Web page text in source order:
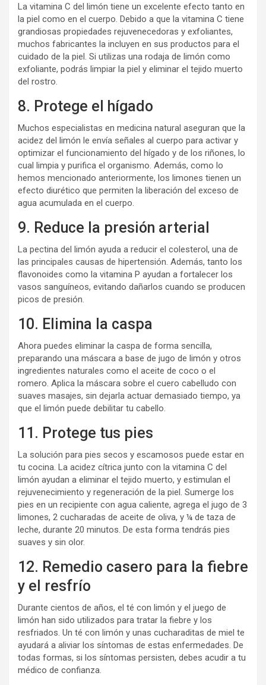
La vitamina C del limón tiene un excelente efecto tanto en
la piel como en el cuerpo. Debido a que la vitamina C tiene
grandiosas propiedades rejuvenecedoras y exfoliantes,
muchos fabricantes la incluyen en sus productos para el
cuidado de la piel. Si utilizas una rodaja de limón como
exfoliante, podrás limpiar la piel y eliminar el tejido muerto
del rostro.
8. Protege el hígado
Muchos especialistas en medicina natural aseguran que la
acidez del limón le envía señales al cuerpo para activar y
optimizar el funcionamiento del hígado y de los riñones, lo
cual limpia y purifica el organismo. Además, como lo
hemos mencionado anteriormente, los limones tienen un
efecto diurético que permiten la liberación del exceso de
agua acumulada en el cuerpo.
9. Reduce la presión arterial
La pectina del limón ayuda a reducir el colesterol, una de
las principales causas de hipertensión. Además, tanto los
flavonoides como la vitamina P ayudan a fortalecer los
vasos sanguíneos, evitando dañarlos cuando se producen
picos de presión.
10. Elimina la caspa
Ahora puedes eliminar la caspa de forma sencilla,
preparando una máscara a base de jugo de limón y otros
ingredientes naturales como el aceite de coco o el
romero. Aplica la máscara sobre el cuero cabelludo con
suaves masajes, sin dejarla actuar demasiado tiempo, ya
que el limón puede debilitar tu cabello.
11. Protege tus pies
La solución para pies secos y escamosos puede estar en
tu cocina. La acidez cítrica junto con la vitamina C del
limón ayudan a eliminar el tejido muerto, y estimulan el
rejuvenecimiento y regeneración de la piel. Sumerge los
pies en un recipiente con agua caliente, agrega el jugo de 3
limones, 2 cucharadas de aceite de oliva, y ¼ de taza de
leche, durante 20 minutos. De esta forma tendrás pies
suaves y sin olor.
12. Remedio casero para la fiebre
y el resfrío
Durante cientos de años, el té con limón y el juego de
limón han sido utilizados para tratar la fiebre y los
resfriados. Un té con limón y unas cucharaditas de miel te
ayudará a aliviar los síntomas de estas enfermedades. De
todas formas, si los síntomas persisten, debes acudir a tu
médico de confianza.